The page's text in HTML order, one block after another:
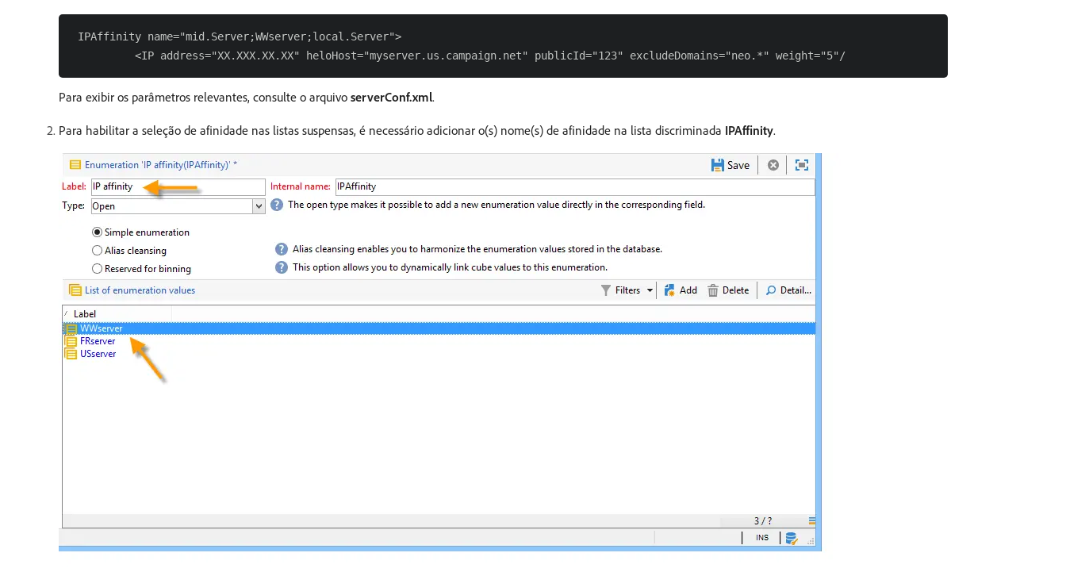
IPAffinity name="mid.Server;WWserver;local.Server">
Para exibir os parâmetros relevantes, consulte o arquivo serverConf.xml.
Para habilitar a seleção de afinidade nas listas suspensas, é necessário adicionar o(s) nome(s) de afinidade na lista discriminada IPAffinity.